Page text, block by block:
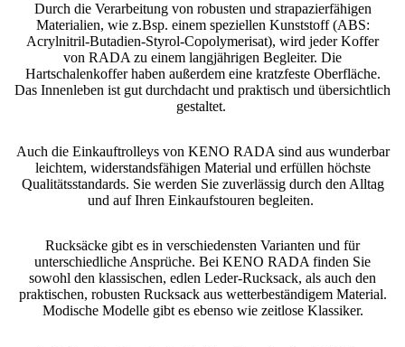
Durch die Verarbeitung von robusten und strapazierfähigen
Materialien, wie z.Bsp. einem speziellen Kunststoff (ABS:
Acrylnitril-Butadien-Styrol-Copolymerisat), wird jeder Koffer
von RADA zu einem langjährigen Begleiter. Die
Hartschalenkoffer haben außerdem eine kratzfeste Oberfläche.
Das Innenleben ist gut durchdacht und praktisch und übersichtlich
gestaltet.
Auch die Einkauftrolleys von KENO RADA sind aus wunderbar
leichtem, widerstandsfähigen Material und erfüllen höchste
Qualitätsstandards. Sie werden Sie zuverlässig durch den Alltag
und auf Ihren Einkaufstouren begleiten.
Rucksäcke gibt es in verschiedensten Varianten und für
unterschiedliche Ansprüche. Bei KENO RADA finden Sie
sowohl den klassischen, edlen Leder-Rucksack, als auch den
praktischen, robusten Rucksack aus wetterbeständigem Material.
Modische Modelle gibt es ebenso wie zeitlose Klassiker.